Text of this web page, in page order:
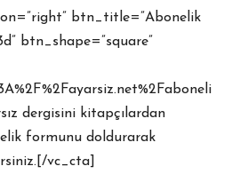
btn_title=”Abonelik
btn_shape=”square”
dergisini kitapçılardan
formunu doldurarak
vc_cta]